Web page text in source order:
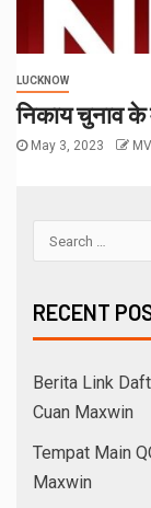
LUCKNOW
निकाय चुनाव के
May 3, 2023
RECENT
Berita Link
Cuan Maxwin
Tempat Main
Maxwin